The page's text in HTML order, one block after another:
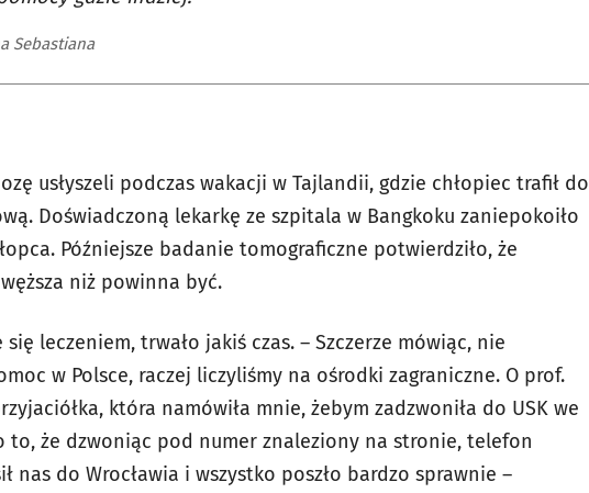
Sebastiana
usłyszeli podczas wakacji w Tajlandii, gdzie chłopiec trafił do
Doświadczoną lekarkę ze szpitala w Bangkoku zaniepokoiło
Późniejsze badanie tomograficzne potwierdziło, że
niż powinna być.
leczeniem, trwało jakiś czas. – Szczerze mówiąc, nie
w Polsce, raczej liczyliśmy na ośrodki zagraniczne. O prof.
która namówiła mnie, żebym zadzwoniła do USK we
to, że dzwoniąc pod numer znaleziony na stronie, telefon
nas do Wrocławia i wszystko poszło bardzo sprawnie –